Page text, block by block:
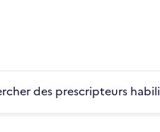
des prescripteurs